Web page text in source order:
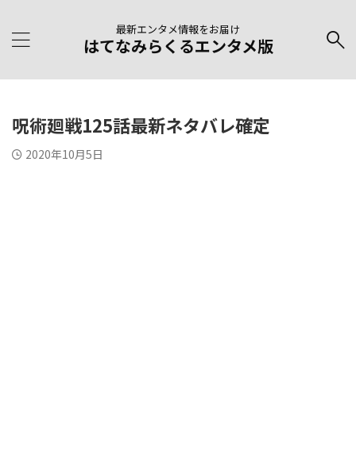
最新エンタメ情報をお届け
はてなみらくるエンタメ版
呪術廻戦125話最新ネタバレ確定
2020年10月5日